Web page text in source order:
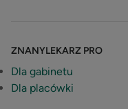
ZNANYLEKARZ PRO
Dla gabinetu
Dla placówki